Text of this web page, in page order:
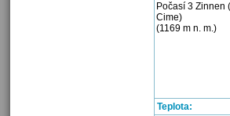
Počasí 3 Zinnen
Cime)
(1169 m n. m.)
Teplota: